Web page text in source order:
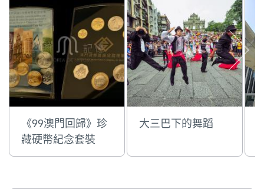
《99澳門回歸》珍
藏硬幣紀念套裝
大三巴下的舞蹈